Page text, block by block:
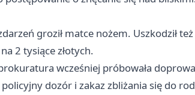
groził matce nożem. Uszkodził
2 tysiące złotych.
wcześniej próbowała
policyjny dozór i zakaz zbliżania się do